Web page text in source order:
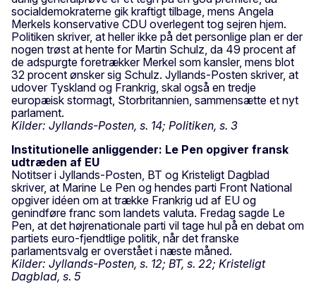
socialdemokraterne gik kraftigt tilbage, mens Angela
Merkels konservative CDU overlegent tog sejren hjem.
Politiken skriver, at heller ikke på det personlige plan er der
nogen trøst at hente for Martin Schulz, da 49 procent af
de adspurgte foretrækker Merkel som kansler, mens blot
32 procent ønsker sig Schulz. Jyllands-Posten skriver, at
udover Tyskland og Frankrig, skal også en tredje
europæisk stormagt, Storbritannien, sammensætte et nyt
parlament.
Kilder: Jyllands-Posten, s. 14; Politiken, s. 3
Institutionelle anliggender: Le Pen opgiver fransk
udtræden af EU
Notitser i Jyllands-Posten, BT og Kristeligt Dagblad
skriver, at Marine Le Pen og hendes parti Front National
opgiver idéen om at trække Frankrig ud af EU og
genindføre franc som landets valuta. Fredag sagde Le
Pen, at det højrenationale parti vil tage hul på en debat om
partiets euro-fjendtlige politik, når det franske
parlamentsvalg er overstået i næste måned.
Kilder: Jyllands-Posten, s. 12; BT, s. 22; Kristeligt
Dagblad, s. 5